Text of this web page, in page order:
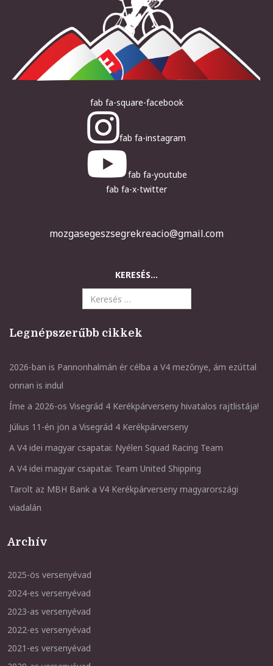
fab fa-square-facebook
fab fa-instagram
fab fa-youtube
fab fa-x-twitter
mozgasegeszsegrekreacio@gmail.com
KERESÉS...
Legnépszerűbb cikkek
2026-ban is Pannonhalmán ér célba a V4 mezőnye, ám ezúttal
onnan is indul
Íme a 2026-os Visegrád 4 Kerékpárverseny hivatalos rajtlistája!
Július 11-én jön a Visegrád 4 Kerékpárverseny
A V4 idei magyar csapatai: Nyélen Squad Racing Team
A V4 idei magyar csapatai: Team United Shipping
Tarolt az MBH Bank a V4 Kerékpárverseny magyarországi
viadalán
Archív
2025-ös versenyévad
2024-es versenyévad
2023-as versenyévad
2022-es versenyévad
2021-es versenyévad